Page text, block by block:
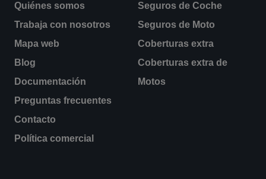
Quiénes somos
Trabaja con nosotros
Mapa web
Blog
Documentación
Preguntas frecuentes
Contacto
Política comercial
Seguros de Coche
Seguros de Moto
Coberturas extra
Coberturas extra de
Motos